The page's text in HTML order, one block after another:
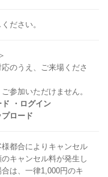
ださい。
のうえ、ご来場くださ
参加いただけません。
・ログイン
ロード
都合によりキャンセル
キャンセル料が発生し
は、一律1,000円のキ